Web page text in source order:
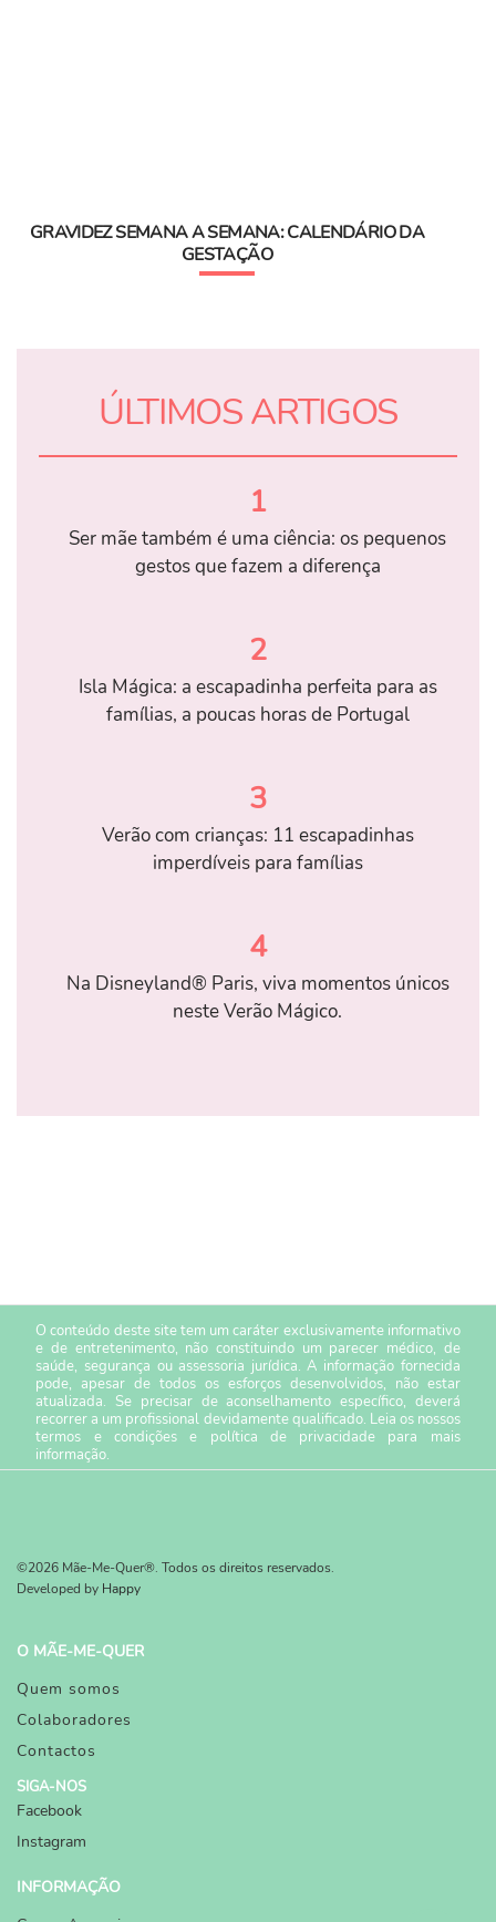
GRAVIDEZ SEMANA A SEMANA: CALENDÁRIO DA
GESTAÇÃO
ÚLTIMOS ARTIGOS
1
Ser mãe também é uma ciência: os pequenos
gestos que fazem a diferença
2
Isla Mágica: a escapadinha perfeita para as
famílias, a poucas horas de Portugal
3
Verão com crianças: 11 escapadinhas
imperdíveis para famílias
4
Na Disneyland® Paris, viva momentos únicos
neste Verão Mágico.
O conteúdo deste site tem um caráter exclusivamente informativo
e de entretenimento, não constituindo um parecer médico, de
saúde, segurança ou assessoria jurídica. A informação fornecida
pode, apesar de todos os esforços desenvolvidos, não estar
atualizada. Se precisar de aconselhamento específico, deverá
recorrer a um profissional devidamente qualificado. Leia os nossos
termos e condiçõese política de privacidade para mais
informação.
©2026 Mãe-Me-Quer®. Todos os direitos reservados.
Developed by Happy
O MÃE-ME-QUER
Quem somos
Colaboradores
Contactos
SIGA-NOS
Facebook
Instagram
INFORMAÇÃO